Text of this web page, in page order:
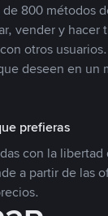
800 métodos
vender y
otros
deseen en un
prefieras
con la
a partir de las